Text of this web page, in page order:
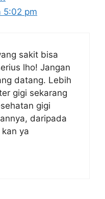
5:02 pm
sakit bisa
lho! Jangan
datang. Lebih
gigi sekarang
gigi
daripada
ya